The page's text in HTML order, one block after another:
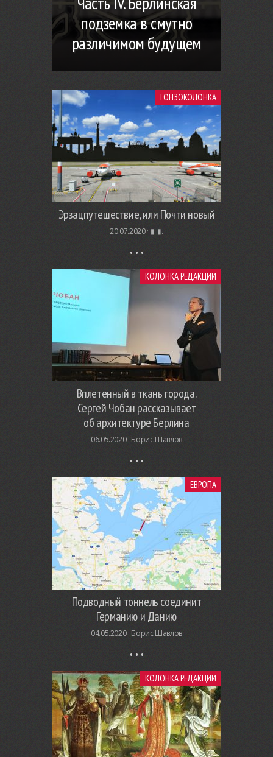
подземка в смутно
различимом будущем
ГОНЗОКОЛОНКА
Эрзацпутешествие, или Почти новый
20.07.2020 · ▮. ▮.
КОЛОНКА РЕДАКЦИИ
Вплетенный в ткань города.
Сергей Чобан рассказывает
об архитектуре Берлина
06.05.2020 · Борис Шавлов
ЕВРОПА
Подводный тоннель соединит
Германию и Данию
04.05.2020 · Борис Шавлов
КОЛОНКА РЕДАКЦИИ